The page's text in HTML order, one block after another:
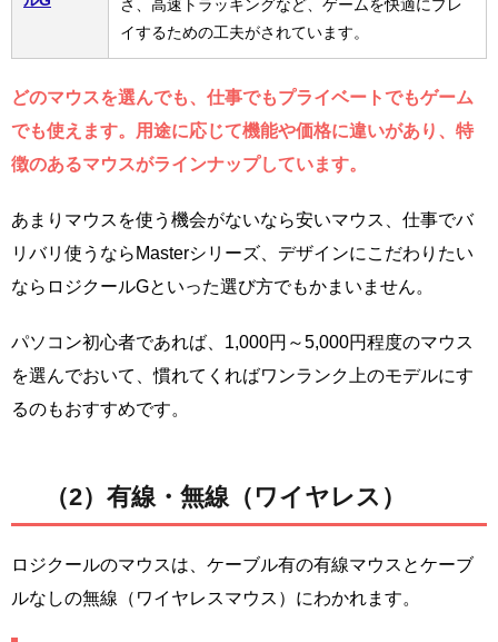
さ、高速トラッキングなど、ゲームを快適にプレ
イするための工夫がされています。
どのマウスを選んでも、仕事でもプライベートでもゲーム
でも使えます。用途に応じて機能や価格に違いがあり、特
徴のあるマウスがラインナップしています。
あまりマウスを使う機会がないなら安いマウス、仕事でバ
リバリ使うならMasterシリーズ、デザインにこだわりたい
ならロジクールGといった選び方でもかまいません。
パソコン初心者であれば、1,000円～5,000円程度のマウス
を選んでおいて、慣れてくればワンランク上のモデルにす
るのもおすすめです。
（2）有線・無線（ワイヤレス）
ロジクールのマウスは、ケーブル有の有線マウスとケーブ
ルなしの無線（ワイヤレスマウス）にわかれます。